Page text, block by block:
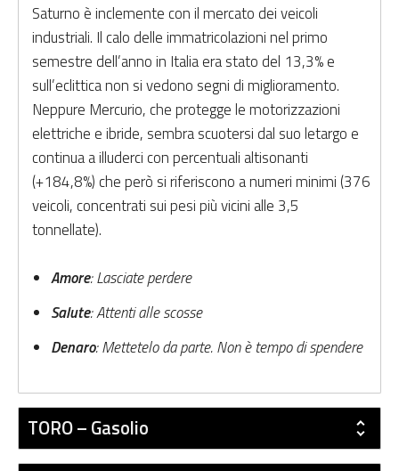
Saturno è inclemente con il mercato dei veicoli
industriali. Il calo delle immatricolazioni nel primo
semestre dell’anno in Italia era stato del 13,3% e
sull’eclittica non si vedono segni di miglioramento.
Neppure Mercurio, che protegge le motorizzazioni
elettriche e ibride, sembra scuotersi dal suo letargo e
continua a illuderci con percentuali altisonanti
(+184,8%) che però si riferiscono a numeri minimi (376
veicoli, concentrati sui pesi più vicini alle 3,5
tonnellate).
Amore: Lasciate perdere
Salute: Attenti alle scosse
Denaro: Mettetelo da parte. Non è tempo di spendere
TORO – Gasolio